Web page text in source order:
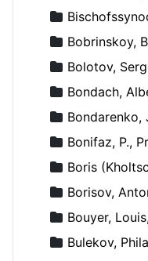
Bobrinskoy,
Bolotov,
Bondach,
Bondarenko,
Bonifaz, P.,
Boris
Borisov,
Bouyer,
Bulekov,